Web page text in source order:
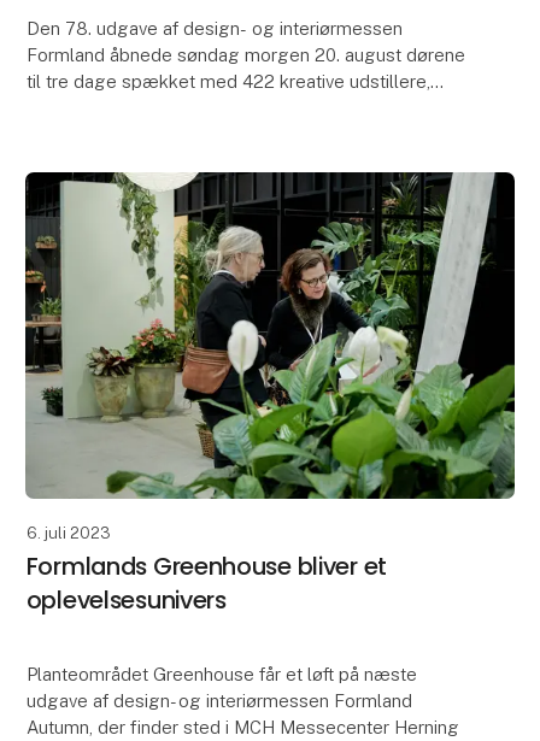
Den 78. udgave af design- og interiørmessen
Formland åbnede søndag morgen 20. august dørene
til tre dage spækket med 422 kreative udstillere,
6. juli 2023
Formlands Greenhouse bliver et
oplevelsesunivers
Planteområdet Greenhouse får et løft på næste
udgave af design- og interiørmessen Formland
Autumn, der finder sted i MCH Messecenter Herning